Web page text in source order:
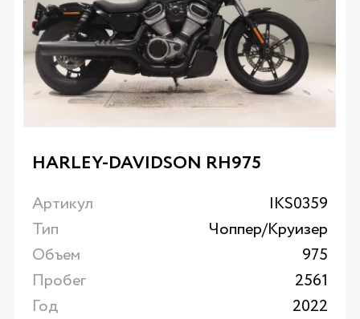
HARLEY-DAVIDSON RH975
Артикул
IKS0359
Тип
Чоппер/Круизер
Объем
975
Пробег
2561
Год
2022